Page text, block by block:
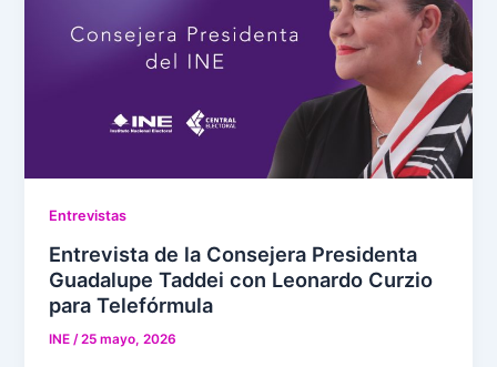
Entrevistas
Entrevista de la Consejera Presidenta
Guadalupe Taddei con Leonardo Curzio
para Telefórmula
INE/25 mayo, 2026